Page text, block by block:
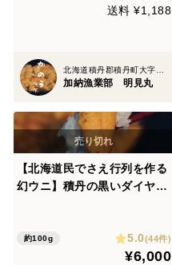
送料 ¥1,188
加納漁業部 明見丸
【北海道民でさえ行列を作る
幻ウニ】積丹の黒いダイヤ！
約100g 5.0(44件)
¥6,000